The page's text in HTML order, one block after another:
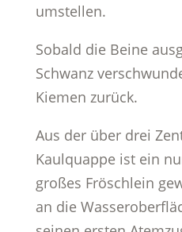
umstellen.
Sobald die Beine
Schwanz
Kiemen zurück.
Aus der über drei
Kaulquappe ist ein
großes Fröschlein
an die